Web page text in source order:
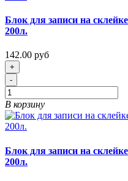
Блок для записи на
200л.
142.00 руб
+
-
В корзину
Блок для записи на
200л.